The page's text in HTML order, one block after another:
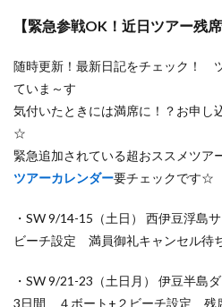
【緊急参戦OK！近日ツアー残席
随時更新！最新日記をチェック！
ていま～す
気付いたときには満席に！？お申し
☆
緊急追加されている超おススメツア
ツアーカレンダー要チェックです☆
・SW 9/14-15（土日） 西伊豆浮島
ビーチ設定 満員御礼キャンセル待
・SW 9/21-23（土日月） 伊豆半島
3日間 ４ボート+２ビーチ設定 残